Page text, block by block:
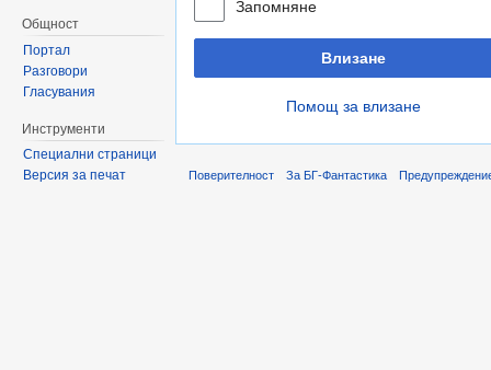
Запомняне
Влизане
Помощ за влизане
Общност
Портал
Разговори
Гласувания
Инструменти
Специални страници
Версия за печат
Поверителност За БГ-Фантастика